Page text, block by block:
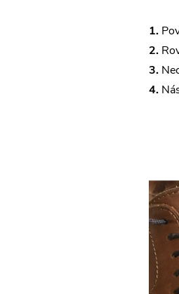
1.
2.
3.
4.